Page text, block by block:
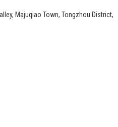
Majuqiao Town, Tongzhou District,